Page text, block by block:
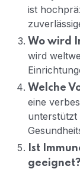
ist
Wo wird
wird
Welche
eine
unterstützt
Ist
geeignet?